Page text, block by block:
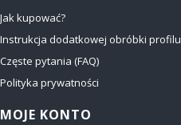
Jak kupować?
Instrukcja dodatkowej obróbki profilu
Częste pytania (FAQ)
Polityka prywatności
MOJE KONTO